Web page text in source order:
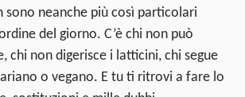
sono neanche più così particolari
del giorno. C’è chi non può
chi non digerisce i latticini, chi segue
o vegano. E tu ti ritrovi a fare lo